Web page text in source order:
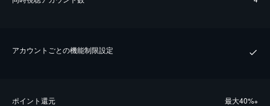
アカウントごとの機能制限設定
ポイント還元 最⼤40%※